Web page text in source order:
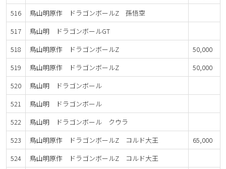
516
鳥山明原作 ドラゴンボールZ 孫悟空
517
鳥山明 ドラゴンボールGT
518
鳥山明原作 ドラゴンボールZ
50,000
519
鳥山明原作 ドラゴンボールZ
50,000
520
鳥山明 ドラゴンボール
521
鳥山明 ドラゴンボール
522
鳥山明 ドラゴンボール クウラ
523
鳥山明原作 ドラゴンボールZ コルド大王
65,000
524
鳥山明原作 ドラゴンボールZ コルド大王